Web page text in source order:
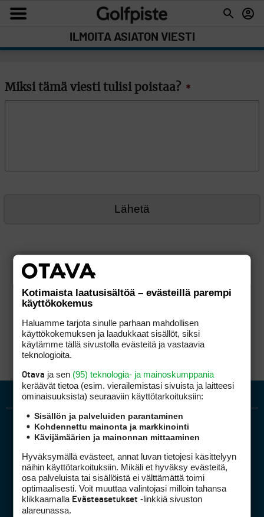
ILMOITA ASIATON VIESTI
Miksi tämä viesti tulisi poistaa? *
Golfpiste mediakortti
Kotimaista laatusisältöä – evästeillä parempi
käyttökokemus
Haluamme tarjota sinulle parhaan mahdollisen
käyttökokemuksen ja laadukkaat sisällöt, siksi
käytämme tällä sivustolla evästeitä ja vastaavia
teknologioita.
Otava ja sen (95) teknologia- ja mainoskumppania
keräävät tietoa (esim. vierailemis­tasi sivuista ja laitteesi
ominaisuuk­sista) seuraaviin käyttötarkoituksiin:
Sisällön ja palveluiden parantaminen
Kohdennettu mainonta ja markkinointi
Kävijämäärien ja mainonnan mittaaminen
Hyväksymällä evästeet, annat luvan tietojesi käsittelyyn
näihin käyttötarkoituksiin. Mikäli et hyväksy evästeitä,
osa palveluista tai sisällöistä ei välttämättä toimi
optimaalisesti. Voit muuttaa valintojasi milloin tahansa
klikkaamalla Evästeasetukset -linkkiä sivuston
alareunassa.